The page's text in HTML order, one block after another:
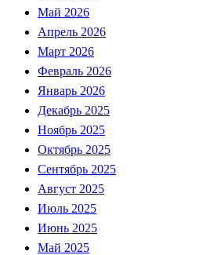
Май 2026
Апрель 2026
Март 2026
Февраль 2026
Январь 2026
Декабрь 2025
Ноябрь 2025
Октябрь 2025
Сентябрь 2025
Август 2025
Июль 2025
Июнь 2025
Май 2025